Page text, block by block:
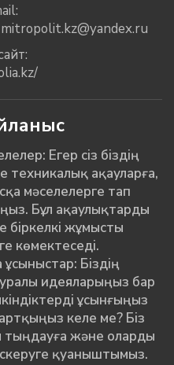
mitropolit.kz@yandex.ru
Егер сіз біздің
техникалық ақауларға,
мәселелерге тап
Бұл ақаулықтарды
жұмысты
көмектеседі.
Біздің
идеяларыңыз бар
ұсынғыңыз
келе ме? Біз
тыңдауға және оларды
қуаныштымыз.